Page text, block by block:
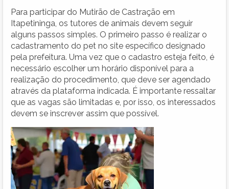
Para participar do Mutirão de Castração em
Itapetininga, os tutores de animais devem seguir
alguns passos simples. O primeiro passo é realizar o
cadastramento do pet no site específico designado
pela prefeitura. Uma vez que o cadastro esteja feito, é
necessário escolher um horário disponível para a
realização do procedimento, que deve ser agendado
através da plataforma indicada. É importante ressaltar
que as vagas são limitadas e, por isso, os interessados
devem se inscrever assim que possível.